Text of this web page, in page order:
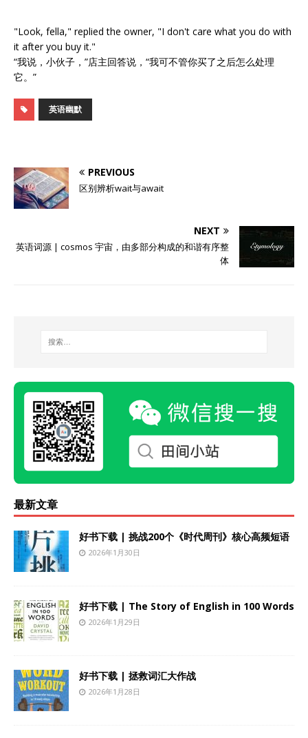
"Look, fella," replied the owner, "I don't care what you do with
it after you buy it."
“我说，小伙子，”店主回答说，“我可不管你买了之后怎么处理
它。”
英语幽默
PREVIOUS
区别辨析wait与await
NEXT
英语词源 | cosmos 宇宙，由多部分构成的和谐有序整
体
最新文章
好书下载 | 挑战200个《时代周刊》核心高频短语
2026年1月30日
好书下载 | The Story of English in 100 Words
2026年1月29日
好书下载 | 拯救词汇大作战
2026年1月28日